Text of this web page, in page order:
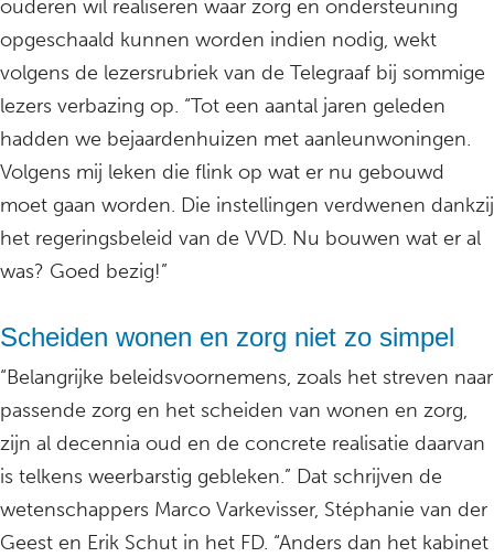
ouderen wil realiseren waar zorg en ondersteuning
opgeschaald kunnen worden indien nodig, wekt
volgens de lezersrubriek van de Telegraaf bij sommige
lezers verbazing op. “Tot een aantal jaren geleden
hadden we bejaardenhuizen met aanleunwoningen.
Volgens mij leken die flink op wat er nu gebouwd
moet gaan worden. Die instellingen verdwenen dankzij
het regeringsbeleid van de VVD. Nu bouwen wat er al
was? Goed bezig!”
Scheiden wonen en zorg niet zo simpel
“Belangrijke beleidsvoornemens, zoals het streven naar
passende zorg en het scheiden van wonen en zorg,
zijn al decennia oud en de concrete realisatie daarvan
is telkens weerbarstig gebleken.” Dat schrijven de
wetenschappers Marco Varkevisser, Stéphanie van der
Geest en Erik Schut in het FD. “Anders dan het kabinet